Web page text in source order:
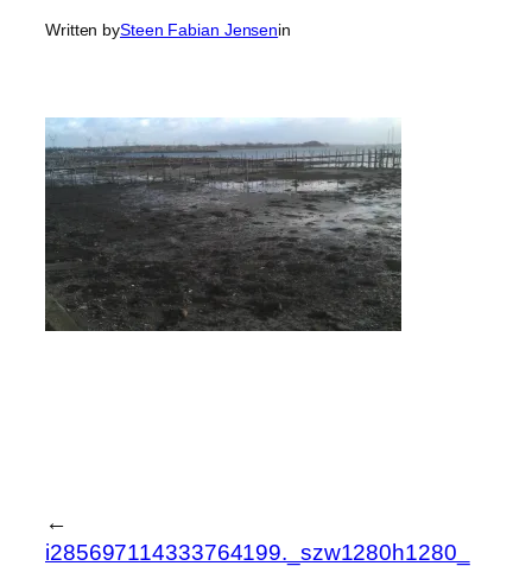
Written bySteen Fabian Jensenin
←
i285697114333764199._szw1280h1280_